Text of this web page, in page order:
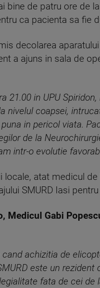
bine de patru ore de
ca pacienta sa fie
decolarea
a ajuns in sala de
21.00 in UPU
nivelul coapsei,
in pericol viata.
de la
intr-o evolutie
atat medicul
SMURD Iasi
Medicul Gabi
cand achizitia de
este un
fata de cei